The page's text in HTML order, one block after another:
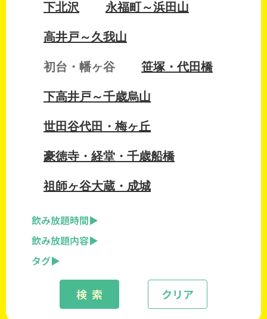
下北沢 永福町～浜田山
高井戸～久我山
初台・幡ヶ谷 笹塚・代田橋
下高井戸～千歳烏山
世田谷代田・梅ヶ丘
豪徳寺・経堂・千歳船橋
祖師ヶ谷大蔵・成城
飲み放題時間
飲み放題内容
タグ
クリア
検 索